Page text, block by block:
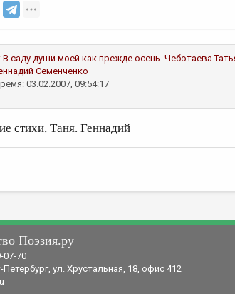
В саду души моей как прежде осень. Чеботаева
Семенченко
03.02.2007, 09:54:17
стихи, Таня. Геннадий
Поэзия.ру
07-70
Петербург, ул. Хрустальная, 18, офис 412